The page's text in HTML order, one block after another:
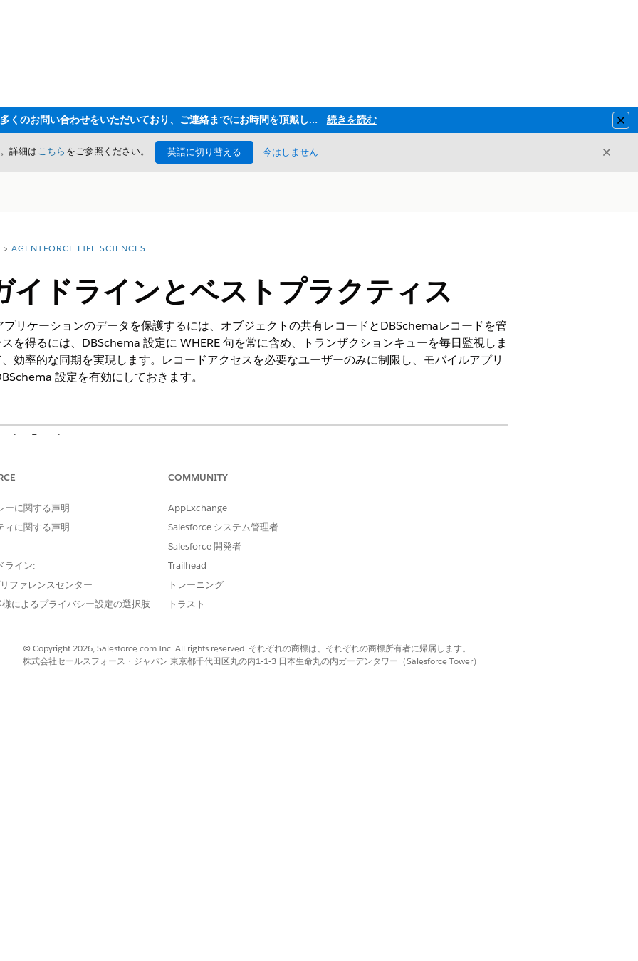
ただいま大変多くのお問い合わせをいただいており、ご連絡までにお時間を頂戴しております 続きを読む
詳細はこちら をご参照ください。 英語に切り替える 今はしません 閉じる
AGENTFORCE LIFE SCIENCES
イドラインとベストプラクティス
リケーションのデータを保護するには、オブジェクトの共有レコードとDBSchemaレコードを管
を得るには、DBSchema 設定に WHERE 句を常に含め、トランザクションキューを毎日監視しま
効率的な同期を実現します。レコードアクセスを必要なユーザーのみに制限し、モバイルアプリ
設定を有効にしておきます。
Experience
る
UnlimitedEdition。
をモバイル アプリケーションにダウンロードするように事前設定されたオブジェクトがいくつか
には、有効で名前が DbSchema_ というプレフィックスの付いた DBSchema 設定があります。
ルの [モバイル] タイルからアクセスし、左ナビゲーションの [オブジェクトメタデータキャッシ
特定のオブジェクトのデータを転送する必要がない場合は、関連付けられた DBSchema レコード
は、モバイルデバイスから Salesforce に定期的に同期されるオブジェクトの共有設定を定義しま
ーに関する声明
ィに関する声明
ライン:
ファレンスセンター
様によるプライバシー設定の選択肢
COMMUNITY
AppExchange
Salesforce システム管理者
Salesforce 開発者
Trailhead
トレーニング
トラスト
© Copyright 2026, Salesforce.com Inc. All rights reserved. それぞれの商標は、それぞれの商標所有者に帰属します。
株式会社セールスフォース・ジャパン 東京都千代田区丸の内1-1-3 日本生命丸の内ガーデンタワー（Salesforce Tower）